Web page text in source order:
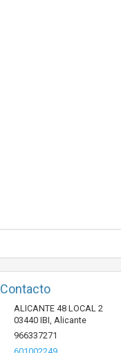
Contacto
ALICANTE 48 LOCAL 2
03440 IBI, Alicante
966337271